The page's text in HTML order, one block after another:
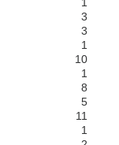
3
3
1
10
1
8
5
11
1